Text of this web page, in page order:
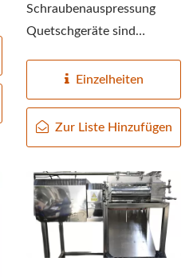
TOFU-
Schraubenauspressung
Quetschgeräte sind
bei denen...Einzelheiten
Zur Liste Hinzufügen